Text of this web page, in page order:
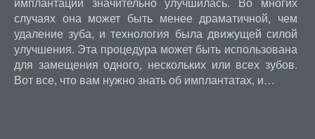
случаях она может быть менее драматичной, чем
удаление зуба, и технология была движущей силой
улучшения. Эта процедура может быть использована
для замещения одного, нескольких или всех зубов.
Вот все, что вам нужно знать об имплантатах, и…